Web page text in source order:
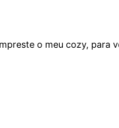
o meu cozy, para